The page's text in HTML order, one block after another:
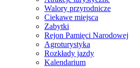
Walory przyrodnicze
Ciekawe miejsca
Zabytki
Rejon Pamięci Narodowej
Agroturystyka
Rozkłady jazdy
Kalendarium